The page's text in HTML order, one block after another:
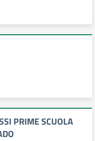
PRIME SCUOLA